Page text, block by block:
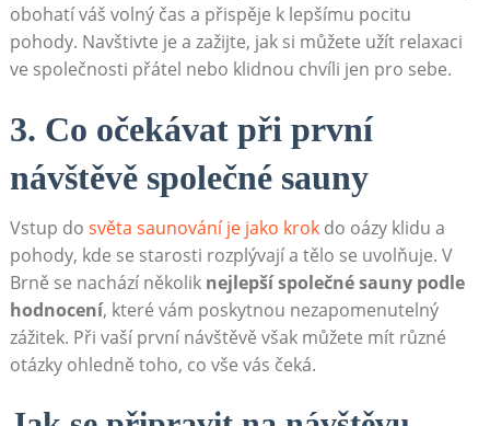
obohatí váš volný čas a přispěje k lepšímu pocitu
pohody. Navštivte je a zažijte, jak si můžete užít relaxaci
ve společnosti přátel nebo klidnou chvíli jen pro sebe.
3. Co očekávat při první
návštěvě společné sauny
Vstup do světa saunování je jako krokdo oázy klidu a
pohody, kde se starosti rozplývají a tělo se uvolňuje. V
Brně se nachází několik nejlepší společné sauny podle
hodnocení, které vám poskytnou nezapomenutelný
zážitek. Při vaší první návštěvě však můžete mít různé
otázky ohledně toho, co vše vás čeká.